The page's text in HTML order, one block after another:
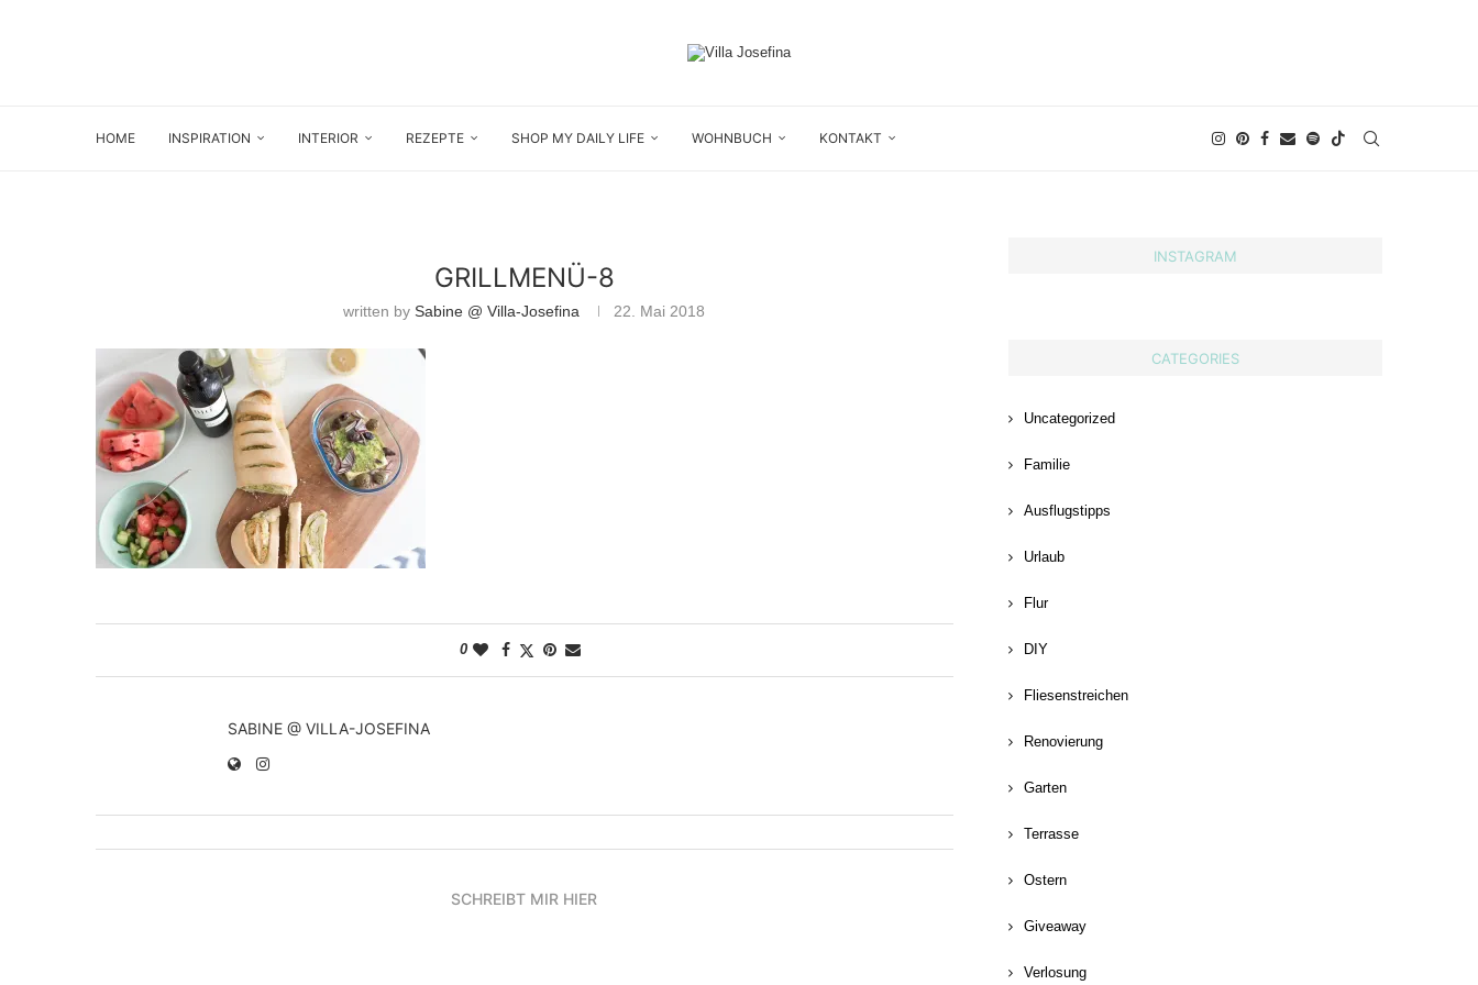
HOME INSPIRATION INTERIOR REZEPTE SHOP MY DAILY LIFE WOHNBUCH KONTAKT
GRILLMENÜ-8
written bySabine @ Villa-Josefina 22. Mai 2018
0
SABINE @ VILLA-JOSEFINA
SCHREIBT MIR HIER
INSTAGRAM
CATEGORIES
Uncategorized
Familie
Ausflugstipps
Urlaub
Flur
DIY
Fliesenstreichen
Renovierung
Garten
Terrasse
Ostern
Giveaway
Verlosung